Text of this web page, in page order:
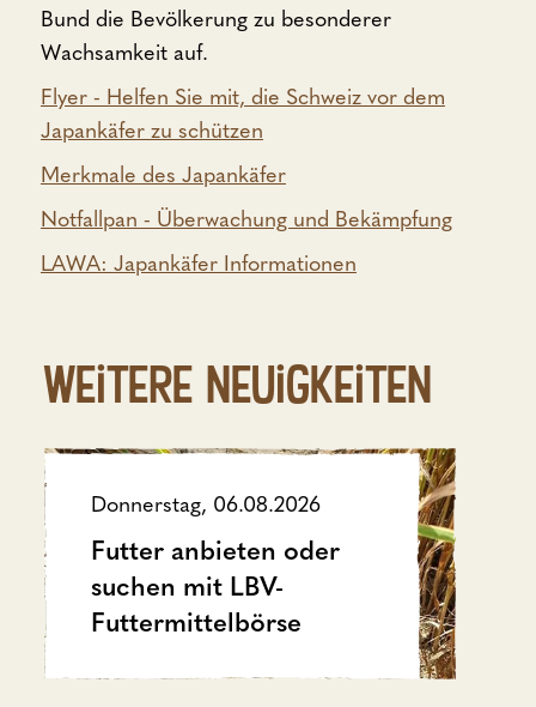
Bund die Bevölkerung zu besonderer
Wachsamkeit auf.
Flyer - Helfen Sie mit, die Schweiz vor dem
Japankäfer zu schützen
Merkmale des Japankäfer
Notfallpan - Überwachung und Bekämpfung
LAWA: Japankäfer Informationen
Weitere Neuigkeiten
Donnerstag, 06.08.2026
Futter anbieten oder
suchen mit LBV-
Futtermittelbörse